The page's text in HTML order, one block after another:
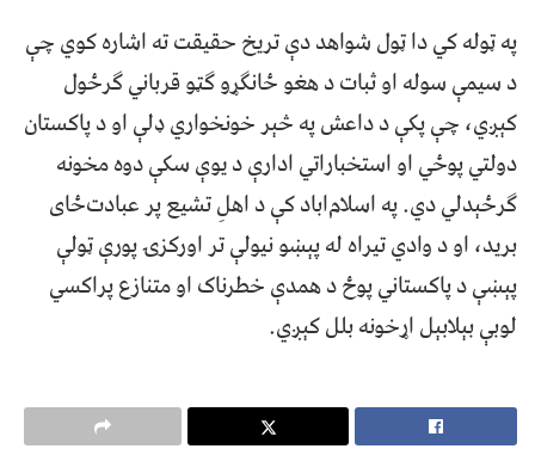
په ټوله کي دا ټول شواهد دې تريخ حقیقت ته اشاره کوي چې
د سیمې سوله او ثبات د هغو ځانګړو ګټو قرباني ګرځول
کېږي، چې پکې د داعش په څېر خونخواري ډلې او د پاکستان
دولتي پوځي او استخباراتي ادارې د یوې سکې دوه مخونه
ګرځېدلي دي. په اسلام‌اباد کې د اهلِ تشیع پر عبادت‌ځای
برید، او د وادي تیراه له پېښو نیولې تر اورکزۍ پورې ټولې
پېښې د پاکستاني پوځ د همدې خطرناک او متنازع پراکسي
لوبې بېلابېل اړخونه بلل کېږي.